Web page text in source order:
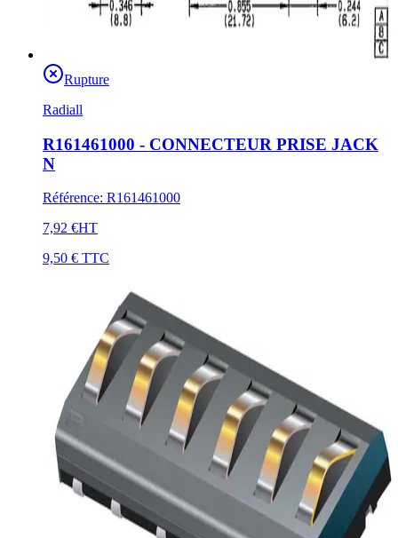
Rupture
Radiall
R161461000 - CONNECTEUR PRISE JACK
N
Référence: R161461000
7,92 €HT
9,50 € TTC